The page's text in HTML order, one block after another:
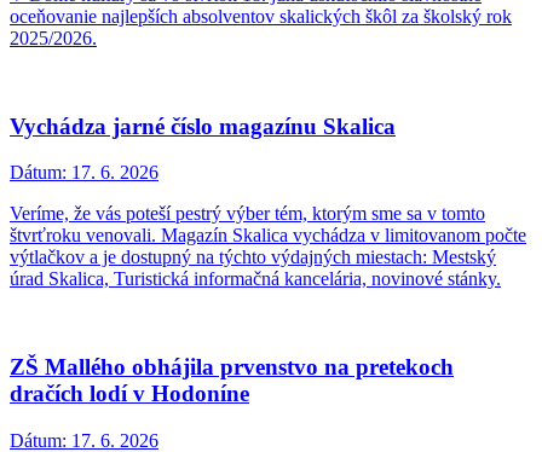
oceňovanie najlepších absolventov skalických škôl za školský rok
2025/2026.
Vychádza jarné číslo magazínu Skalica
Dátum: 17. 6. 2026
Veríme, že vás poteší pestrý výber tém, ktorým sme sa v tomto
štvrťroku venovali. Magazín Skalica vychádza v limitovanom počte
výtlačkov a je dostupný na týchto výdajných miestach: Mestský
úrad Skalica, Turistická informačná kancelária, novinové stánky.
ZŠ Mallého obhájila prvenstvo na pretekoch
dračích lodí v Hodoníne
Dátum: 17. 6. 2026